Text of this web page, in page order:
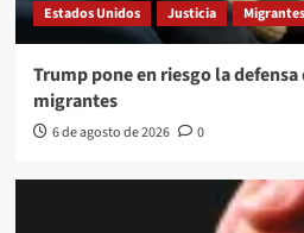
Estados Unidos
Justicia Migrantes
Trump pone en riesgo la
migrantes
6 de agosto de 2026 0